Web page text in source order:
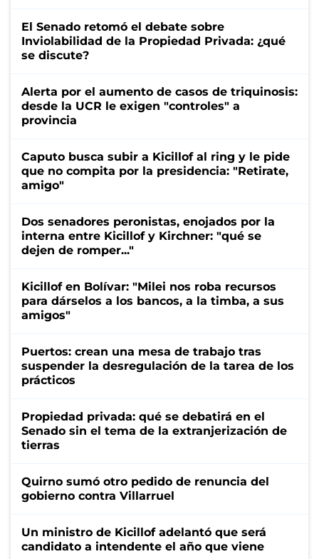
El Senado retomó el debate sobre
Inviolabilidad de la Propiedad Privada: ¿qué
se discute?
Alerta por el aumento de casos de triquinosis:
desde la UCR le exigen "controles" a
provincia
Caputo busca subir a Kicillof al ring y le pide
que no compita por la presidencia: "Retirate,
amigo"
Dos senadores peronistas, enojados por la
interna entre Kicillof y Kirchner: "qué se
dejen de romper..."
Kicillof en Bolívar: "Milei nos roba recursos
para dárselos a los bancos, a la timba, a sus
amigos"
Puertos: crean una mesa de trabajo tras
suspender la desregulación de la tarea de los
prácticos
Propiedad privada: qué se debatirá en el
Senado sin el tema de la extranjerización de
tierras
Quirno sumó otro pedido de renuncia del
gobierno contra Villarruel
Un ministro de Kicillof adelantó que será
candidato a intendente el año que viene